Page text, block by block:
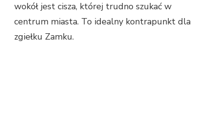
wokół jest cisza, której trudno szukać w
centrum miasta. To idealny kontrapunkt dla
zgiełku Zamku.